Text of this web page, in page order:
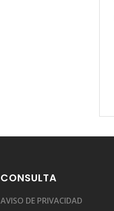
CONSULTA
AVISO DE PRIVACIDAD